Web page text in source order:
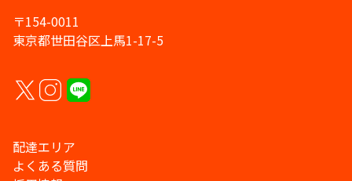
〒154-0011
東京都世田谷区上馬1-17-5
配達エリア
よくある質問